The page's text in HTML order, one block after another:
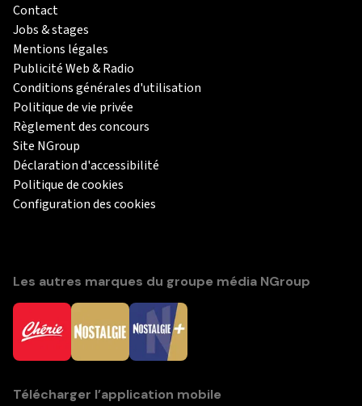
Contact
Jobs & stages
Mentions légales
Publicité Web & Radio
Conditions générales d'utilisation
Politique de vie privée
Règlement des concours
Site NGroup
Déclaration d'accessibilité
Politique de cookies
Configuration des cookies
Les autres marques du groupe média NGroup
Télécharger l’application mobile